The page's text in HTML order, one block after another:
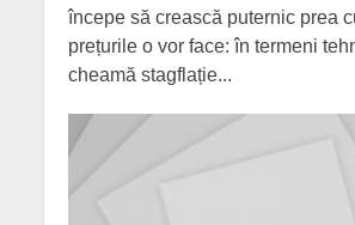
începe să crească puternic prea
prețurile o vor face: în termeni
cheamă stagflație...